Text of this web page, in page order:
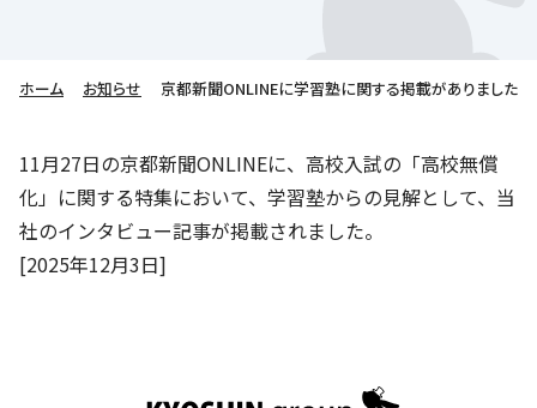
会社概要／組織図
Company’s Profile
沿革
学びの成果
語学学習
ライフキャリア
育児・暮らし
サステナビリティ
お客さま満足度向上の取り組み
労働環境向上の取り組み
株主・投資家向け情報
株主・投資家向け情報
株主・株式関連情報
株主・投資家の皆さまへ
採用情報
採用情報
京進リクルートInstagram
お問い合わせ
利用規約
Copyright © KYOSHIN Co., Ltd. All rights reserved.
ホーム お知らせ 京都新聞ONLINEに学習塾に関する掲載がありました
11月27日の京都新聞ONLINEに、高校入試の「高校無償
化」に関する特集において、学習塾からの見解として、当
社のインタビュー記事が掲載されました。
[2025年12月3日]